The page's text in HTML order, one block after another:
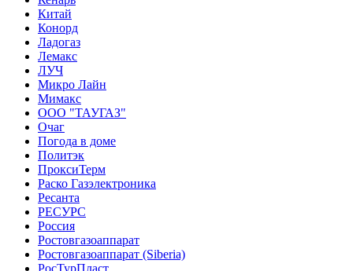
Китай
Конорд
Ладогаз
Лемакс
ЛУЧ
Микро Лайн
Мимакс
ООО "ТАУГАЗ"
Очаг
Погода в доме
Политэк
ПроксиТерм
Раско Газэлектроника
Ресанта
РЕСУРС
Россия
Ростовгазоаппарат
Ростовгазоаппарат (Siberia)
РосТурПласт